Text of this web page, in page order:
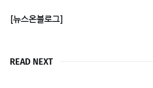
[뉴스온블로그]
READ NEXT